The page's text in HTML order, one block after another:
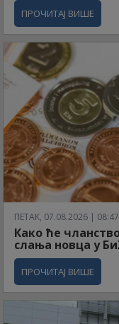
ПРОЧИТАЈ ВИШЕ
ПЕТАК, 07.08.2026 | 08:47
Како ће
слања новца у
ПРОЧИТАЈ ВИШЕ